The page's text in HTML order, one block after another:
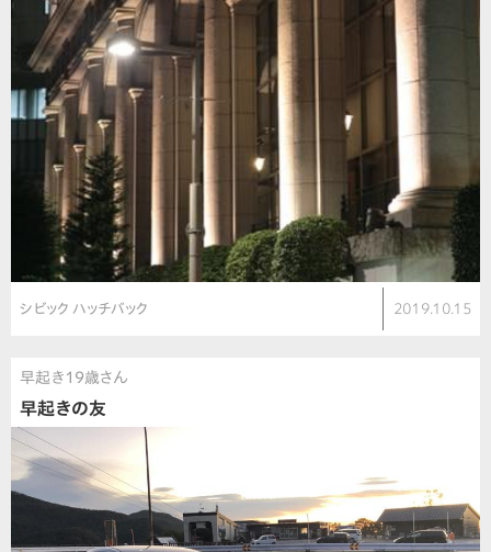
シビック ハッチバック 2019.10.15
早起き19歳さん
早起きの友